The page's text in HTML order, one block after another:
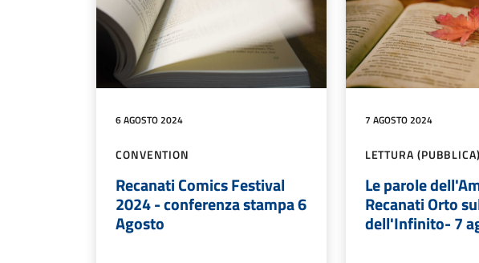
6 AGOSTO 2024
CONVENTION
Recanati Comics Festival
2024 - conferenza stampa 6
Agosto
7 AGOSTO 2024
LETTURA (PUBBLICA)
Le parole
Recanati Orto
dell'Infinito- 7